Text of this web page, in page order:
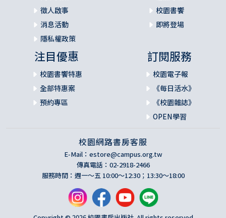
徵人啟事
消息活動
隱私權政策
校園書饗
即將登場
注目優惠
校園書饗特惠
全部特惠案
預約專區
訂閱服務
校園電子報
《每日活水》
《校園雜誌》
OPEN學習
校園網路書房客服
E-Mail： estore@campus.org.tw
傳真電話：02-2918-2466
服務時間：週一～五 10:00～12:30；13:30～18:00